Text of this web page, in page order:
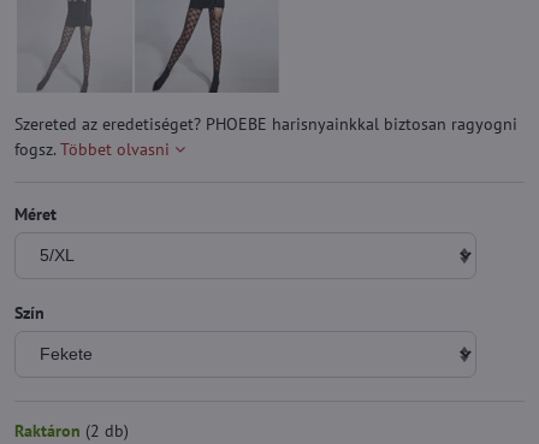
Szereted az eredetiséget? PHOEBE harisnyainkkal biztosan ragyogni
fogsz. Többet olvasni
Méret
Szín
Raktáron (2 db)